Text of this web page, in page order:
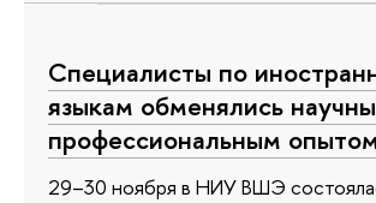
Специалисты по
языкам обменялись
профессиональным
29–30 ноября в НИУ ВШЭ